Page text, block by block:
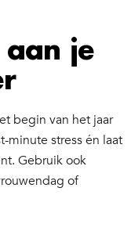
je
begin van het jaar
minute stress én laat
Gebruik ook
of